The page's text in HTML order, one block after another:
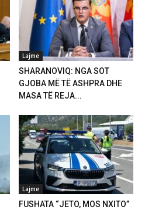
Lajme
SHARANOVIQ: NGA SOT
GJOBA MË TË ASHPRA DHE
MASA TË REJA...
Lajme
FUSHATA “JETO, MOS NXITO”